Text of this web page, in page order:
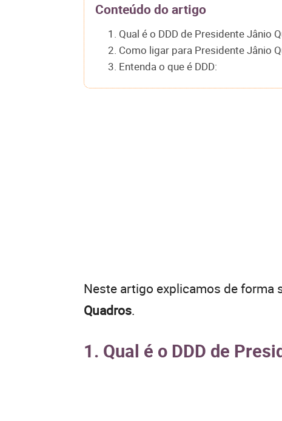
Conteúdo do artigo
1. Qual é o DDD de Presidente Jânio
2. Como ligar para Presidente Jânio
3. Entenda o que é DDD:
Neste artigo explicamos de forma
Quadros.
1. Qual é o DDD de